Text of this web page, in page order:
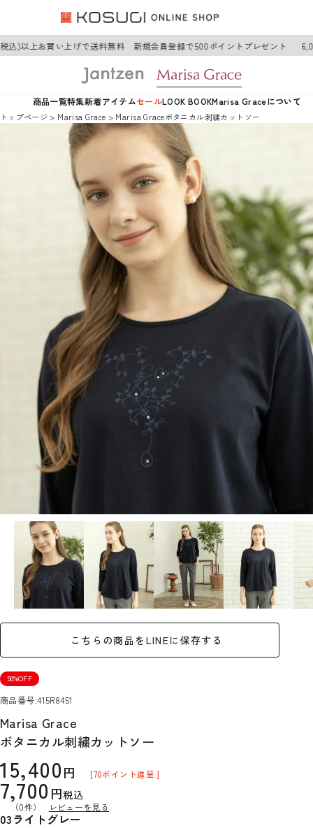
)以上お買い上げで送料無料 新規会員登録で500ポイントプレゼント
商品一覧特集新着アイテムセールLOOK BOOKMarisa Graceについて
トップページ Marisa Grace Marisa Graceボタニカル刺繍カットソー
こちらの商品をLINEに保存する
50%OFF
商品番号 415R8451
Marisa Grace
ボタニカル刺繍カットソー
15,400
7,700 税込
[70ポイント進呈 ]
（0件） レビューを見る
03ライトグレー